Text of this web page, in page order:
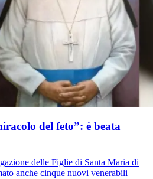
del feto”: è beata
delle Figlie di Santa Maria di
anche cinque nuovi venerabili